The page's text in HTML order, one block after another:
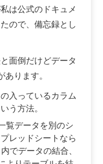
は公式のドキュメ
ので、備忘録とし
面倒だけどデータ
ります。
入っているカラム
う方法。
覧データを別のシ
レッドシートなら
でデータの結合、